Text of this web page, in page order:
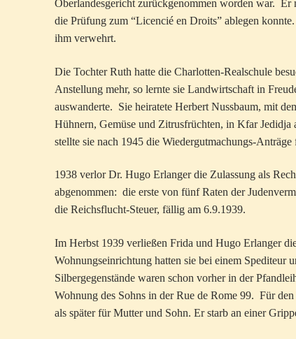
Oberlandesgericht zurückgenommen worden war. Er
die Prüfung zum “Licencié en Droits” ablegen
ihm verwehrt.
Die Tochter Ruth hatte die Charlotten-Realschule
Anstellung mehr, so lernte sie Landwirtschaft in
auswanderte. Sie heiratete Herbert Nussbaum, mit
Hühnern, Gemüse und Zitrusfrüchten, in Kfar
stellte sie nach 1945 die Wiedergutmachungs-
1938 verlor Dr. Hugo Erlanger die Zulassung als
abgenommen: die erste von fünf Raten der
die Reichsflucht-Steuer, fällig am 6.9.1939.
Im Herbst 1939 verließen Frida und Hugo Erlanger
Wohnungseinrichtung hatten sie bei einem Spediteur
Silbergegenstände waren schon vorher in der
Wohnung des Sohns in der Rue de Rome 99. Für
als später für Mutter und Sohn. Er starb an einer